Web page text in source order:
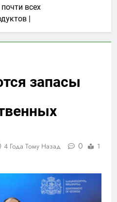
всех
|
запасы
4 Года Тому Назад 0
1